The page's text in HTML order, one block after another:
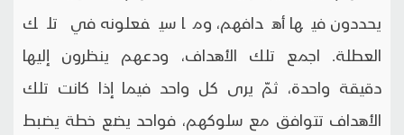
يحددون فيها أهدافهم، وما سيفعلونه في تلك
العطلة. اجمع تلك الأهداف، ودعهم ينظرون إليها
دقيقة واحدة، ثمّ يرى كل واحد فيما إذا كانت تلك
الأهداف تتوافق مع سلوكهم، فواحد يضع خطة يضبط